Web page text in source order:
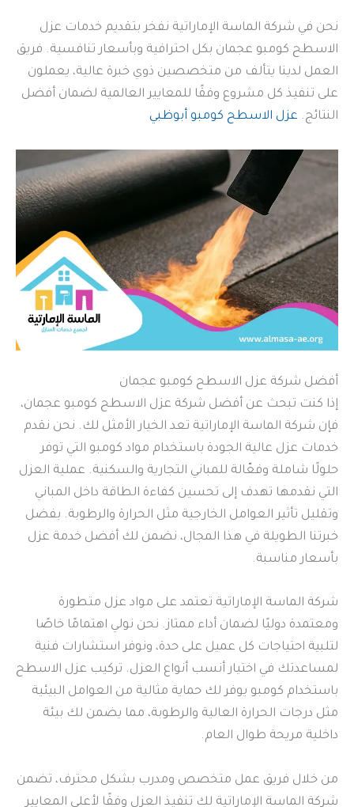
نحن في شركة الماسة الإماراتية نفخر بتقديم خدمات عزل
الاسطح كومبو عجمان بكل احترافية وبأسعار تنافسية. فريق
العمل لدينا يتألف من متخصصين ذوي خبرة عالية، يعملون
على تنفيذ كل مشروع وفقًا للمعايير العالمية لضمان أفضل
النتائج. عزل الاسطح كومبو أبوظبي
أفضل شركة عزل الاسطح كومبو عجمان
إذا كنت تبحث عن أفضل شركة عزل الاسطح كومبو عجمان،
فإن شركة الماسة الإماراتية تعد الخيار الأمثل لك. نحن نقدم
خدمات عزل عالية الجودة باستخدام مواد كومبو التي توفر
حلولًا شاملة وفعّالة للمباني التجارية والسكنية. عملية العزل
التي نقدمها تهدف إلى تحسين كفاءة الطاقة داخل المباني
وتقليل تأثير العوامل الخارجية مثل الحرارة والرطوبة. بفضل
خبرتنا الطويلة في هذا المجال، نضمن لك أفضل خدمة عزل
بأسعار مناسبة.
شركة الماسة الإماراتية تعتمد على مواد عزل متطورة
ومعتمدة دوليًا لضمان أداء ممتاز. نحن نولي اهتمامًا خاصًا
لتلبية احتياجات كل عميل على حدة، ونوفر استشارات فنية
لمساعدتك في اختيار أنسب أنواع العزل. تركيب عزل الاسطح
باستخدام كومبو يوفر لك حماية مثالية من العوامل البيئية
مثل درجات الحرارة العالية والرطوبة، مما يضمن لك بيئة
داخلية مريحة طوال العام.
من خلال فريق عمل متخصص ومدرب بشكل محترف، تضمن
شركة الماسة الإماراتية لك تنفيذ العزل وفقًا لأعلى المعايير